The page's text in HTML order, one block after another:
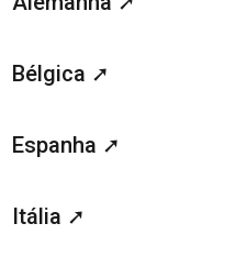
Bélgica ➚
Espanha ➚
Itália ➚